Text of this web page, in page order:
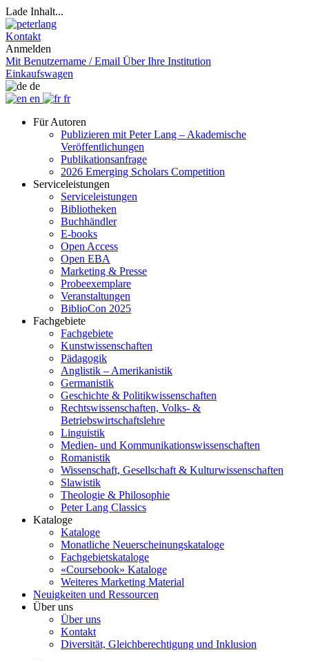
Lade Inhalt...
Kontakt
Anmelden
Mit Benutzername / Email Über Ihre Institution
Einkaufswagen
de
en
fr
Für Autoren
Publizieren mit Peter Lang – Akademische
Veröffentlichungen
Publikationsanfrage
2026 Emerging Scholars Competition
Serviceleistungen
Serviceleistungen
Bibliotheken
Buchhändler
E-books
Open Access
Open EBA
Marketing & Presse
Probeexemplare
Veranstaltungen
BiblioCon 2025
Fachgebiete
Fachgebiete
Kunstwissenschaften
Pädagogik
Anglistik – Amerikanistik
Germanistik
Geschichte & Politikwissenschaften
Rechtswissenschaften, Volks- &
Betriebswirtschaftslehre
Linguistik
Medien- und Kommunikationswissenschaften
Romanistik
Wissenschaft, Gesellschaft & Kulturwissenschaften
Slawistik
Theologie & Philosophie
Peter Lang Classics
Kataloge
Kataloge
Monatliche Neuerscheinungskataloge
Fachgebietskataloge
«Coursebook» Kataloge
Weiteres Marketing Material
Neuigkeiten und Ressourcen
Über uns
Über uns
Kontakt
Diversität, Gleichberechtigung und Inklusion